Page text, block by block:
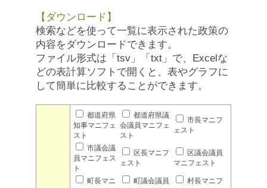
【ダウンロード】
検索などを使って一覧に表示された政策の
内容をダウンロードできます。
ファイル形式は「tsv」「txt」で、Excelな
どの表計算ソフトで開くと、表やグラフに
して簡単に比較することができます。
都道府県
知事マニフェ
スト
都道府県議
会議員マニフェ
スト
市長マニフ
ェスト
市議会議
員マニフェス
ト
区長マニフ
ェスト
区議会議員
マニフェスト
町長マニ
町議会議員
村長マニフ